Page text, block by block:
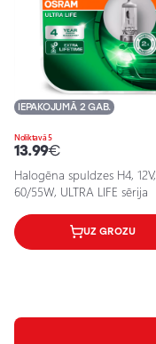
Noliktavā 5
IEPAKOJUMĀ 2 GAB.
13.99€
Halogēna spuldzes H4, 12V,
60/55W, ULTRA LIFE sērija
UZ GROZU